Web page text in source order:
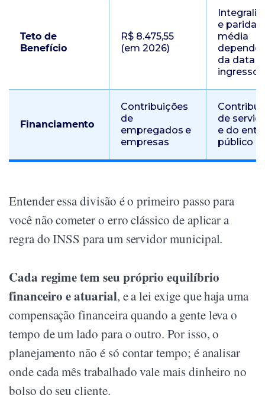
Teto de
Benefício
R$ 8.475,55
(em 2026)
e
média
da data
ingresso
Financiamento
Contribuições
de
empregados e
empresas
de
e do ente
público
Entender essa divisão é o primeiro passo para
você não cometer o erro clássico de aplicar a
regra do INSS para um servidor municipal.
Cada regime tem seu próprio equilíbrio
financeiro e atuarial, e a lei exige que haja uma
compensação financeira quando a gente leva o
tempo de um lado para o outro. Por isso, o
planejamento não é só contar tempo; é analisar
onde cada mês trabalhado vale mais dinheiro no
bolso do seu cliente.